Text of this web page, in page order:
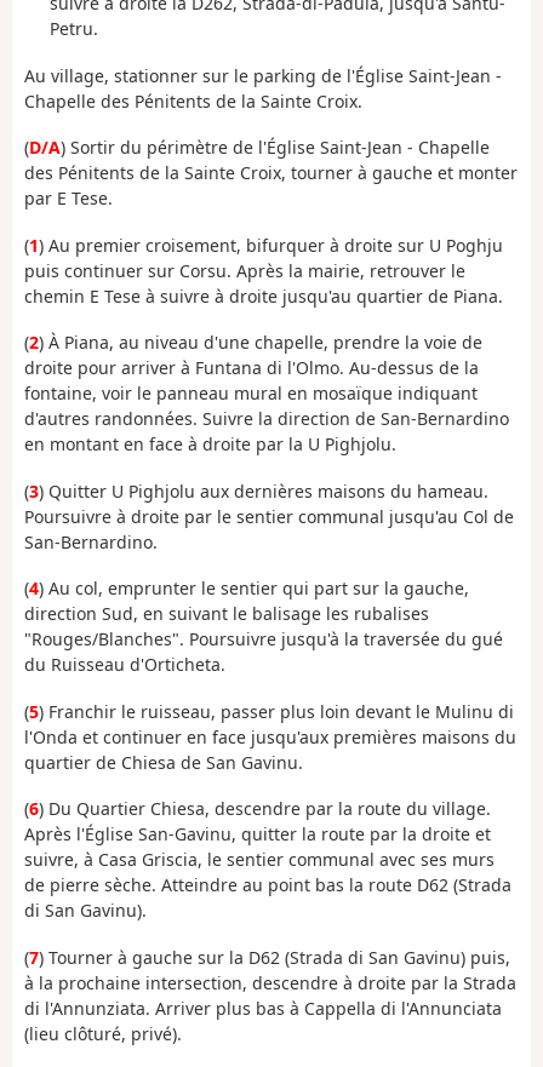
Petru.
Au village, stationner sur le parking de l'Église Saint-Jean -
Chapelle des Pénitents de la Sainte Croix.
(D/A) Sortir du périmètre de l'Église Saint-Jean - Chapelle
des Pénitents de la Sainte Croix, tourner à gauche et monter
par E Tese.
(1) Au premier croisement, bifurquer à droite sur U Poghju
puis continuer sur Corsu. Après la mairie, retrouver le
chemin E Tese à suivre à droite jusqu'au quartier de Piana.
(2) À Piana, au niveau d'une chapelle, prendre la voie de
droite pour arriver à Funtana di l'Olmo. Au-dessus de la
fontaine, voir le panneau mural en mosaïque indiquant
d'autres randonnées. Suivre la direction de San-Bernardino
en montant en face à droite par la U Pighjolu.
(3) Quitter U Pighjolu aux dernières maisons du hameau.
Poursuivre à droite par le sentier communal jusqu'au Col de
San-Bernardino.
(4) Au col, emprunter le sentier qui part sur la gauche,
direction Sud, en suivant le balisage les rubalises
"Rouges/Blanches". Poursuivre jusqu'à la traversée du gué
du Ruisseau d'Orticheta.
(5) Franchir le ruisseau, passer plus loin devant le Mulinu di
l'Onda et continuer en face jusqu'aux premières maisons du
quartier de Chiesa de San Gavinu.
(6) Du Quartier Chiesa, descendre par la route du village.
Après l'Église San-Gavinu, quitter la route par la droite et
suivre, à Casa Griscia, le sentier communal avec ses murs
de pierre sèche. Atteindre au point bas la route D62 (Strada
di San Gavinu).
(7) Tourner à gauche sur la D62 (Strada di San Gavinu) puis,
à la prochaine intersection, descendre à droite par la Strada
di l'Annunziata. Arriver plus bas à Cappella di l'Annunciata
(lieu clôturé, privé).